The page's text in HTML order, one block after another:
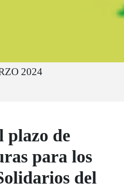
2024
plazo de
para los
del